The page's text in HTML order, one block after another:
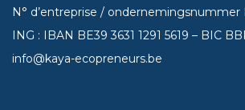
N° d’entreprise / ondernemingsnummer
ING : IBAN BE393631 1291 5619 – BIC
info@kaya-ecopreneurs.be